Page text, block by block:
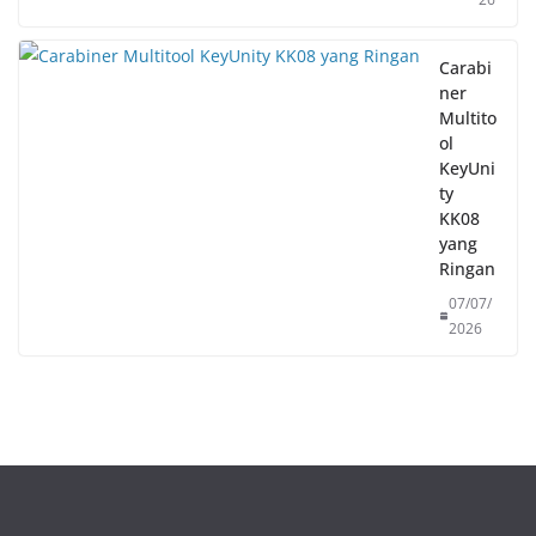
Carabi
ner
Multito
ol
KeyUni
ty
KK08
yang
Ringan
07/07/
2026